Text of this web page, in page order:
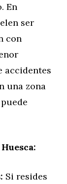
En
ser
con
accidentes
una zona
Si resides